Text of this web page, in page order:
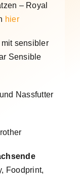
– Royal
hier
sensibler
Sensible
Nassfutter
Foodprint,